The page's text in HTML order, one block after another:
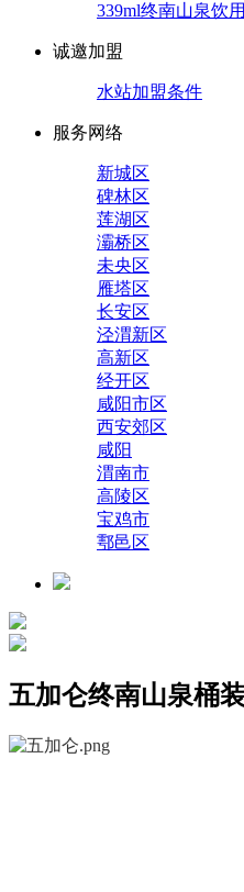
339ml终南山泉饮
诚邀加盟
水站加盟条件
服务网络
新城区
碑林区
莲湖区
灞桥区
未央区
雁塔区
长安区
泾渭新区
高新区
经开区
咸阳市区
西安郊区
咸阳
渭南市
高陵区
宝鸡市
鄠邑区
五加仑终南山泉桶